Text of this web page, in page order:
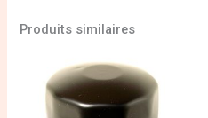
Produits similaires